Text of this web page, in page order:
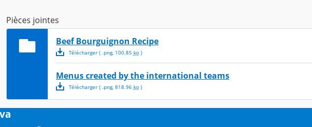
Pièces jointes
Beef Bourguignon Recipe
Télécharger( .png, 100.85 ko)
Menus created by the international teams
Télécharger( .png, 818.96 ko)